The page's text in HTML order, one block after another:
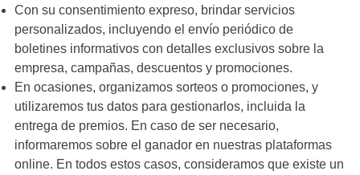
Con su consentimiento expreso, brindar servicios
personalizados, incluyendo el envío periódico de
boletines informativos con detalles exclusivos sobre la
empresa, campañas, descuentos y promociones.
En ocasiones, organizamos sorteos o promociones, y
utilizaremos tus datos para gestionarlos, incluida la
entrega de premios. En caso de ser necesario,
informaremos sobre el ganador en nuestras plataformas
online. En todos estos casos, consideramos que existe un